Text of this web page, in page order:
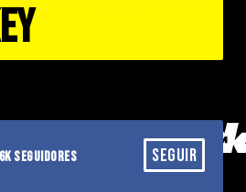
SEGUIR
SEGUIDORES